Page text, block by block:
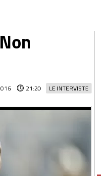
LE INTERVISTE
21:20